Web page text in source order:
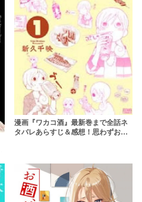
漫画『ワカコ酒』最新巻まで全話ネ
タバレあらすじ＆感想！思わずお酒